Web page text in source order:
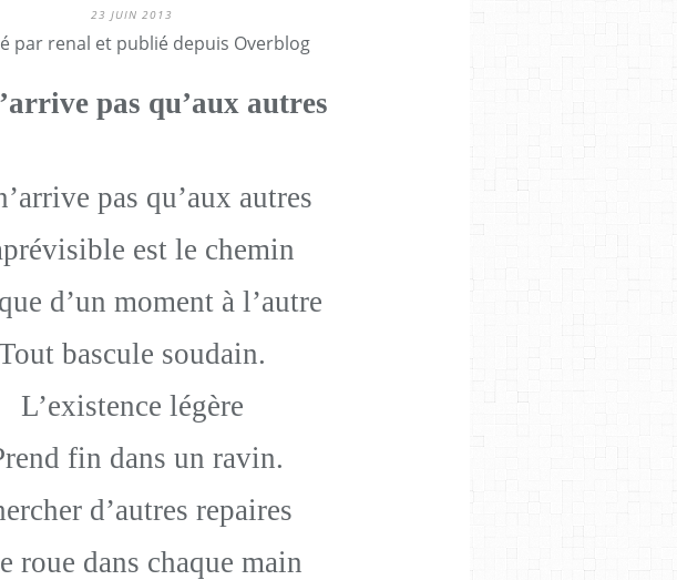
23 JUIN 2013
par renal et publié depuis Overblog
pas qu’aux autres
pas qu’aux autres
est le chemin
d’un moment à l’autre
bascule soudain.
L’existence légère
fin dans un ravin.
d’autres repaires
roue dans chaque main